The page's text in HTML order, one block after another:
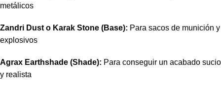
metálicos
Zandri Dust o Karak Stone (Base): Para sacos de munición y
explosivos
Agrax Earthshade (Shade): Para conseguir un acabado sucio
y realista